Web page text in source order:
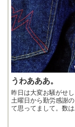
うわあああ。
昨日は大変お騒がせ
土曜日から勤労感謝
て思ってまして。数